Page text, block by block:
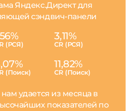
Яндекс.Директ для
сэндвич-панели
(РСЯ)
3,11%
CR (РСЯ)
(Поиск)
11,82%
CR (Поиск)
удается из месяца в
показателей по